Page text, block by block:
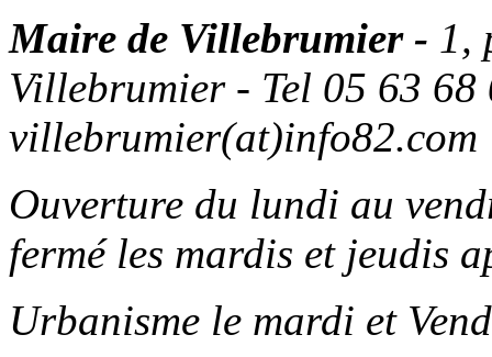
Maire de Villebrumier - 1,
Villebrumier - Tel 05 63
villebrumier(at)info82.com
Ouverture du lundi au
fermé les mardis et jeudis
Urbanisme le mardi et